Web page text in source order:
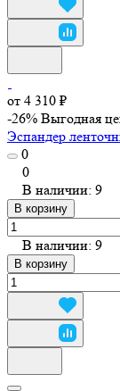
от 4 310 ₽
-26% Выгодная
Эспандер
0
0
В наличии: 9
В корзину
В наличии: 9
В корзину